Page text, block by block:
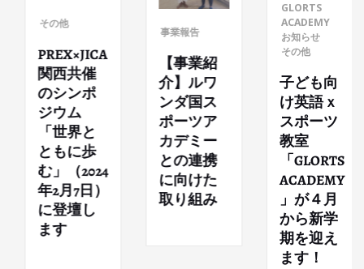
その他
PREX×JICA
関西共催
のシンポ
ジウム
「世界と
ともに歩
む」（2024
年2月7日）
に登壇し
ます
事業報告
【事業紹
介】ルワ
ンダ国ス
ポーツア
カデミー
との連携
に向けた
取り組み
GLORTS
ACADEMY
お知らせ
その他
子ども向
け英語ｘ
スポーツ
教室
「GLORTS
ACADEMY
」が４月
から新学
期を迎え
ます！